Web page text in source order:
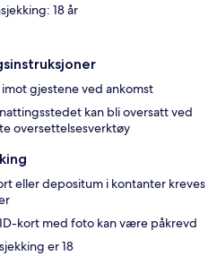
18 år
imot gjestene ved ankomst
kan bli oversatt ved
oversettelsesverktøy
eller depositum i kontanter kreves
kort med foto kan være påkrevd
er 18